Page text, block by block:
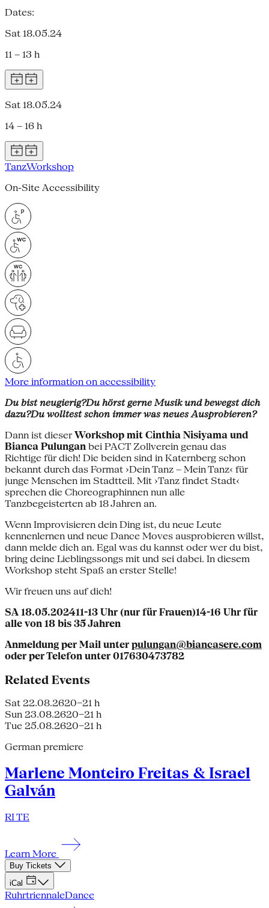
Dates:
Sat 18.05.24
11 – 13 h
Sat 18.05.24
14 – 16 h
TanzWorkshop
On-Site Accessibility
More information on accessibility
Du bist neugierig?Du hörst gerne Musik und bewegst dich
dazu?Du wolltest schon immer was neues Ausprobieren?
Dann ist dieser Workshop mit Cinthia Nisiyama und
Bianca Pulungan bei PACT Zollverein genau das
Richtige für dich! Die beiden sind in Katernberg schon
bekannt durch das Format ›Dein Tanz – Mein Tanz‹ für
junge Menschen im Stadtteil. Mit ›Tanz findet Stadt‹
sprechen die Choreographinnen nun alle
Tanzbegeisterten ab 18 Jahren an.
Wenn Improvisieren dein Ding ist, du neue Leute
kennenlernen und neue Dance Moves ausprobieren willst,
dann melde dich an. Egal was du kannst oder wer du bist,
bring deine Lieblingssongs mit und sei dabei. In diesem
Workshop steht Spaß an erster Stelle!
Wir freuen uns auf dich!
SA 18.05.202411-13 Uhr (nur für Frauen)14-16 Uhr für
alle von 18 bis 35 Jahren
Anmeldung per Mail unter pulungan@biancasere.com
oder per Telefon unter 017630473782
Related Events
Sat 22.08.2620–21 h
Sun 23.08.2620–21 h
Tue 25.08.2620–21 h
German premiere
Marlene Monteiro Freitas & Israel
Galván
RI TE
Learn More
Buy Tickets
iCal
RuhrtriennaleDance